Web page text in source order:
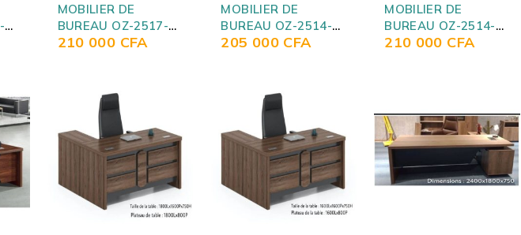
MOBILIER DE
BUREAU OZ-2517-
16
210 000 CFA
MOBILIER DE
BUREAU OZ-2514-
18
205 000 CFA
MOBILIER DE
BUREAU OZ-2514-
16
210 000 CFA